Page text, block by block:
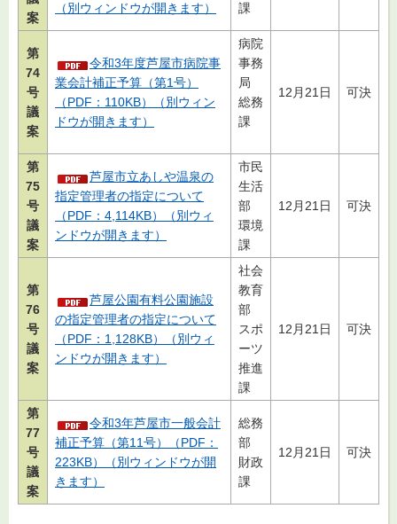
案
（別ウィンドウが開きます）
課
第
74
号
議
案
令和3年度芦屋市病院事
業会計補正予算（第1号）
（PDF：110KB）（別ウィン
ドウが開きます）
病院
事務
局
総務
課
12月21日 可決
第
75
号
議
案
芦屋市立あしや温泉の
指定管理者の指定について
（PDF：4,114KB）（別ウィ
ンドウが開きます）
市民
生活
部
環境
課
12月21日 可決
第
76
号
議
案
芦屋公園有料公園施設
の指定管理者の指定について
（PDF：1,128KB）（別ウィ
ンドウが開きます）
社会
教育
部
スポ
ーツ
推進
課
12月21日 可決
第
77
号
議
案
令和3年芦屋市一般会計
補正予算（第11号）（PDF：
223KB）（別ウィンドウが開
きます）
総務
部
財政
課
12月21日 可決